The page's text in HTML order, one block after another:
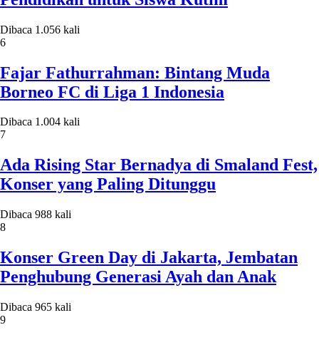
Dibaca 1.056 kali
6
Fajar Fathurrahman: Bintang Muda
Borneo FC di Liga 1 Indonesia
Dibaca 1.004 kali
7
Ada Rising Star Bernadya di Smaland Fest,
Konser yang Paling Ditunggu
Dibaca 988 kali
8
Konser Green Day di Jakarta, Jembatan
Penghubung Generasi Ayah dan Anak
Dibaca 965 kali
9